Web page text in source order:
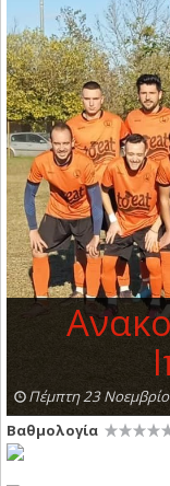
Πέμπτη 23
Βαθμολογία